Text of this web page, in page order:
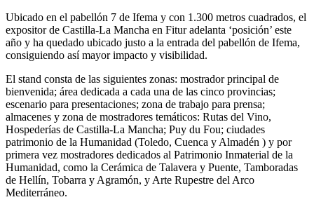
Ubicado en el pabellón 7 de Ifema y con 1.300 metros cuadrados, el
expositor de Castilla-La Mancha en Fitur adelanta ‘posición’ este
año y ha quedado ubicado justo a la entrada del pabellón de Ifema,
consiguiendo así mayor impacto y visibilidad.
El stand consta de las siguientes zonas: mostrador principal de
bienvenida; área dedicada a cada una de las cinco provincias;
escenario para presentaciones; zona de trabajo para prensa;
almacenes y zona de mostradores temáticos: Rutas del Vino,
Hospederías de Castilla-La Mancha; Puy du Fou; ciudades
patrimonio de la Humanidad (Toledo, Cuenca y Almadén ) y por
primera vez mostradores dedicados al Patrimonio Inmaterial de la
Humanidad, como la Cerámica de Talavera y Puente, Tamboradas
de Hellín, Tobarra y Agramón, y Arte Rupestre del Arco
Mediterráneo.